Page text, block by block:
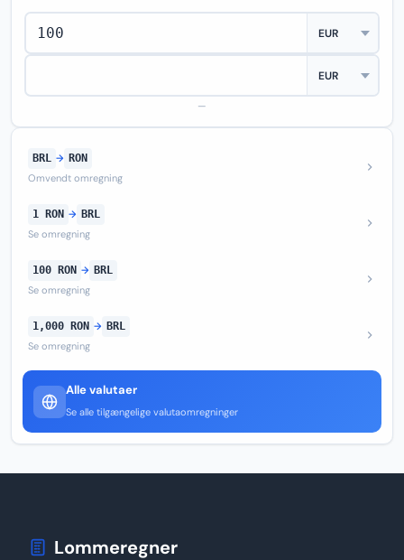
—
BRL → RON
Omvendt omregning
1 RON → BRL
Se omregning
100 RON → BRL
Se omregning
1,000 RON → BRL
Se omregning
Alle valutaer
Se alle tilgængelige valutaomregninger
Lommeregner